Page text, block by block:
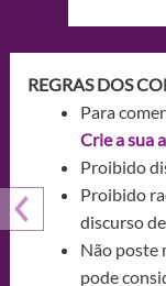
REGRAS DOS
Para
Crie a sua
Proibido
Proibido
discurso
Não poste
pode